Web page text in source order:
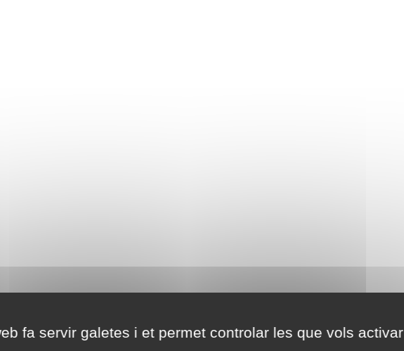
fa servir galetes i et permet controlar les que vols activar